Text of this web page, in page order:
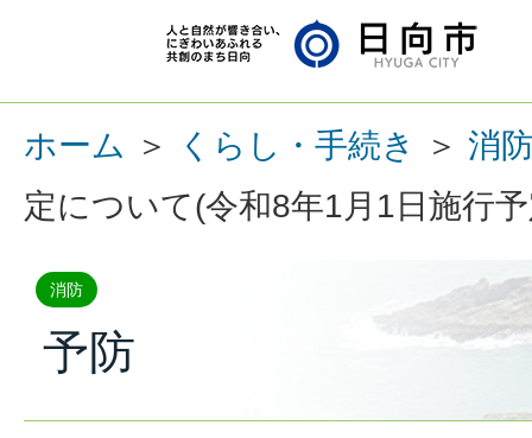
ホーム ＞ くらし・手続き ＞ 消
定について(令和8年1月1日施行
消防
予防